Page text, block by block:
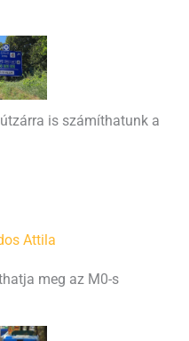
is számíthatunk a
Attila
meg az M0-s